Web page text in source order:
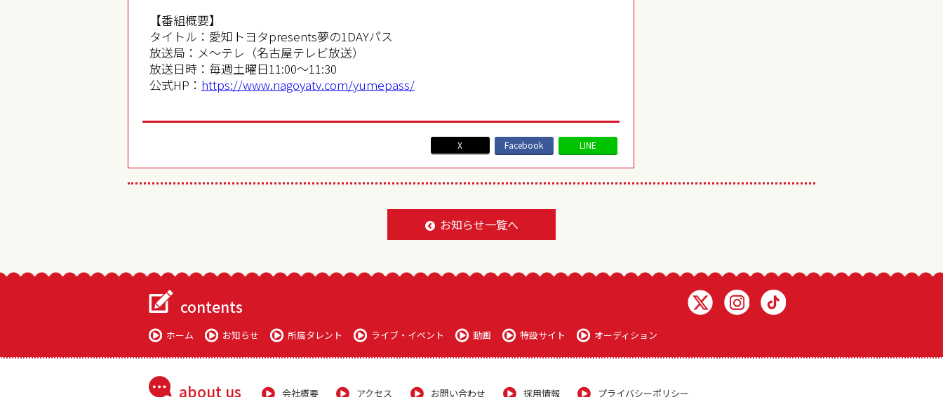
【番組概要】
タイトル：愛知トヨタpresents夢の1DAYパス
放送局：メ～テレ（名古屋テレビ放送）
放送日時：毎週土曜日11:00〜11:30
公式HP： https://www.nagoyatv.com/yumepass/
LINE
Facebook
X
お知らせ一覧へ
contents
ホーム お知らせ 所属タレント ライブ・イベント 動画 特設サイト オーディション
Twitter 浅井企画Instagram 浅井企画
about us 会社概要 アクセス お問い合わせ 採用情報 プライバシーポリシー